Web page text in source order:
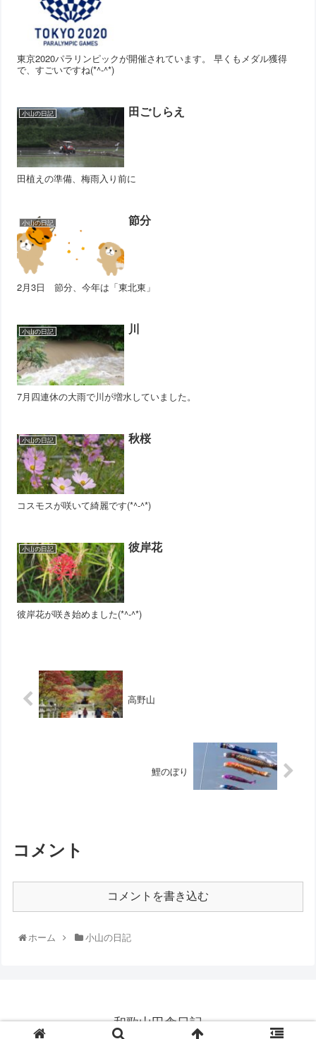
東京2020パラリンピックが開催されています。 早くもメダル獲得
で、すごいですね(*^-^*)
小山の日記 田ごしらえ
田植えの準備、梅雨入り前に
小山の日記 節分
2月3日 節分、今年は「東北東」
小山の日記 川
7月四連休の大雨で川が増水していました。
小山の日記 秋桜
コスモスが咲いて綺麗です(*^-^*)
小山の日記 彼岸花
彼岸花が咲き始めました(*^-^*)
高野山
鯉のぼり
コメント
コメントを書き込む
ホーム 小山の日記
和歌山田舎日記